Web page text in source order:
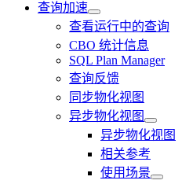
查询加速
查看运行中的查询
CBO 统计信息
SQL Plan Manager
查询反馈
同步物化视图
异步物化视图
异步物化视图
相关参考
使用场景